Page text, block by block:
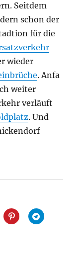
Seitdem
schon der
für die
wieder
. Anfa
weiter
verläuft
. Und
U-Bahn: So